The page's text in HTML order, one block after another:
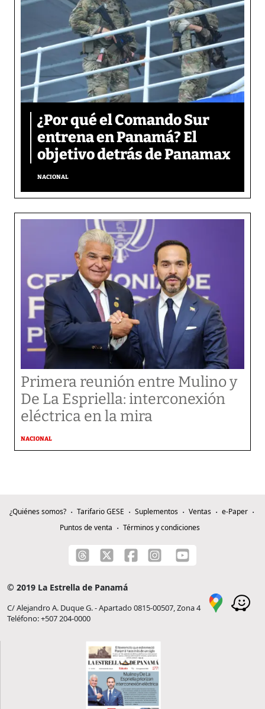
¿Por qué el Comando Sur
entrena en Panamá? El
objetivo detrás de Panamax
NACIONAL
Primera reunión entre Mulino y
De La Espriella: interconexión
eléctrica en la mira
NACIONAL
¿Quiénes somos? Tarifario GESE Suplementos Ventas
e-Paper
Puntos de venta
Términos y condiciones
© 2019 La Estrella de Panamá
C/ Alejandro A. Duque G. - Apartado 0815-00507, Zona 4
Teléfono: +507 204-0000